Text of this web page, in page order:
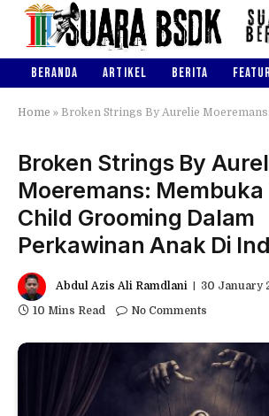
BERANDA ARTIKEL BERITA
Home » Broken Strings By Aurelie Moeremans: Membuka Tabir Child Grooming
Broken Strings By
Moeremans: Membuka
Child Grooming Dalam
Perkawinan Anak Di
Abdul Azis Ali Ramdlani
30 January
10 Mins Read
No Comments